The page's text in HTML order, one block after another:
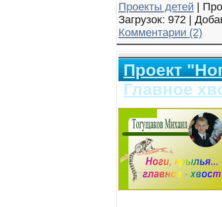
Проекты детей |
Загрузок: 972 |
Комментарии (2)
Проект
Главное